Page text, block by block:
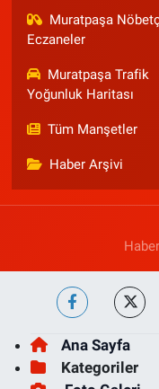
Muratpaşa
Eczaneler
Muratpaşa Trafik
Yoğunluk Haritası
Tüm Manşetler
Haber Arşivi
Ana Sayfa
Kategoriler